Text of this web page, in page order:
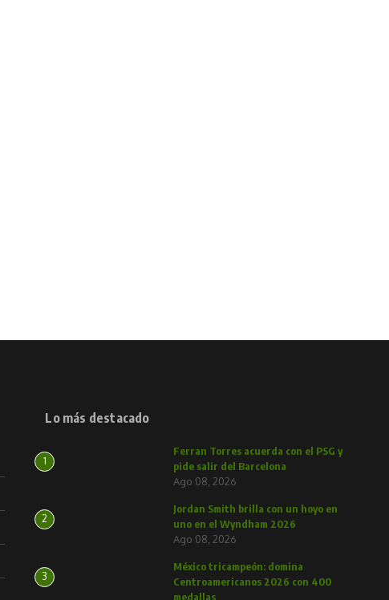
Lo más destacado
1
Ferran Torres acuerda con el PSG y
pide salir del Barcelona
Ago 08, 2026
2
Jordan Smith brilla con un hoyo en
uno en el Wyndham 2026
Ago 08, 2026
3
México tricampeón: domina
Centroamericanos 2026 con 400
medallas